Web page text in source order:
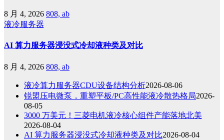
8 月 4, 2026 808, ab
液冷服务器
AI 算力服务器浸没式冷却液种类及对比
8 月 4, 2026 808, ab
液冷算力服务器CDU设备结构分析2026-08-06
锐盟压电微泵，重塑平板/PC高性能液冷散热格局2026-
08-05
3000 万美元！三菱电机液冷核心组件产能落地北美
2026-08-04
AI 算力服务器浸没式冷却液种类及对比2026-08-04